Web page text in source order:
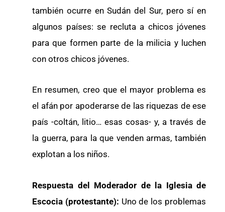
también ocurre en Sudán del Sur, pero sí en
algunos países: se recluta a chicos jóvenes
para que formen parte de la milicia y luchen
con otros chicos jóvenes.
En resumen, creo que el mayor problema es
el afán por apoderarse de las riquezas de ese
país -coltán, litio… esas cosas- y, a través de
la guerra, para la que venden armas, también
explotan a los niños.
Respuesta del Moderador de la Iglesia de
Escocia (protestante): Uno de los problemas